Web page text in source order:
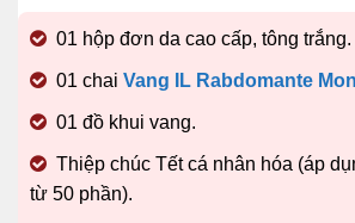
01 hộp đơn da cao cấp, tông trắng.
01 chai Vang IL Rabdomante
01 đồ khui vang.
Thiệp chúc Tết cá nhân hóa (áp
từ 50 phần).